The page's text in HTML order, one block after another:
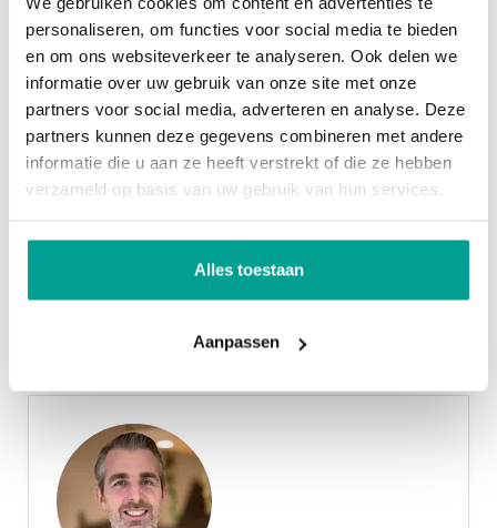
personaliseren, om functies voor social media te bieden
en om ons websiteverkeer te analyseren. Ook delen we
informatie over uw gebruik van onze site met onze
partners voor social media, adverteren en analyse. Deze
partners kunnen deze gegevens combineren met andere
informatie die u aan ze heeft verstrekt of die ze hebben
verzameld op basis van uw gebruik van hun services.
Alles toestaan
Aanpassen
ervoor als aanjager. Als men al een huis op het oog
heeft, wil men natuurlijk niet concurreren met
kopers die tijdens de NVM Open Huizen Dag
verliefd worden op een woning. Afgelopen najaar
was 1 op de 20 deelnemende woningen
voorafgaand aan de NVM Open Huizen Dag al
verkocht.
Delen